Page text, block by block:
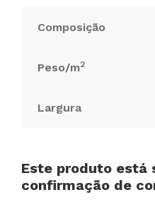
Composição
Peso/m2
Largura
Este produto está
confirmação de